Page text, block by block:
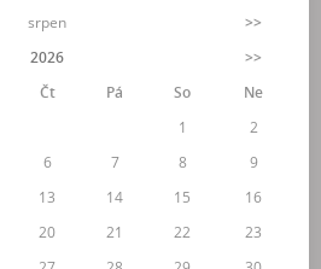
srpen
>>
2026
>>
Čt Pá So
Ne
1
2
6 7 8
9
13 14 15
16
20 21 22
23